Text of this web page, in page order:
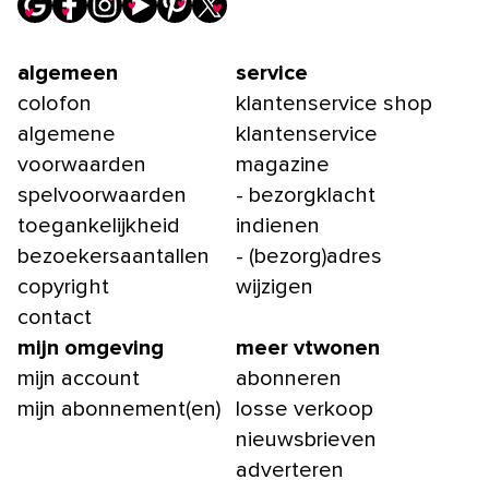
algemeen
colofon
algemene
voorwaarden
spelvoorwaarden
toegankelijkheid
bezoekersaantallen
copyright
contact
service
klantenservice shop
klantenservice
magazine
- bezorgklacht
indienen
- (bezorg)adres
wijzigen
mijn omgeving
mijn account
mijn abonnement(en)
meer vtwonen
abonneren
losse verkoop
nieuwsbrieven
adverteren